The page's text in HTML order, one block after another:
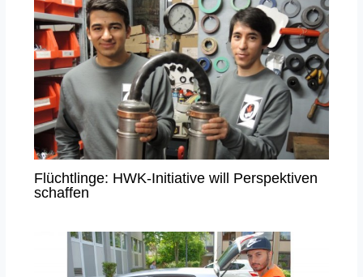
Flüchtlinge: HWK-Initiative will Perspektiven
schaffen